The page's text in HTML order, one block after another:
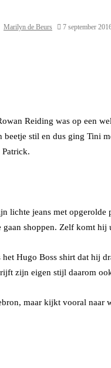
Marilyn de Beurs
7 september
Reiding was op een
beetje stil en dus ging Tini
lichte jeans met opgerolde
gaan shoppen. Zelf komt
Hugo Boss shirt dat hij
zijn eigen stijl daarom
maar kijkt vooral